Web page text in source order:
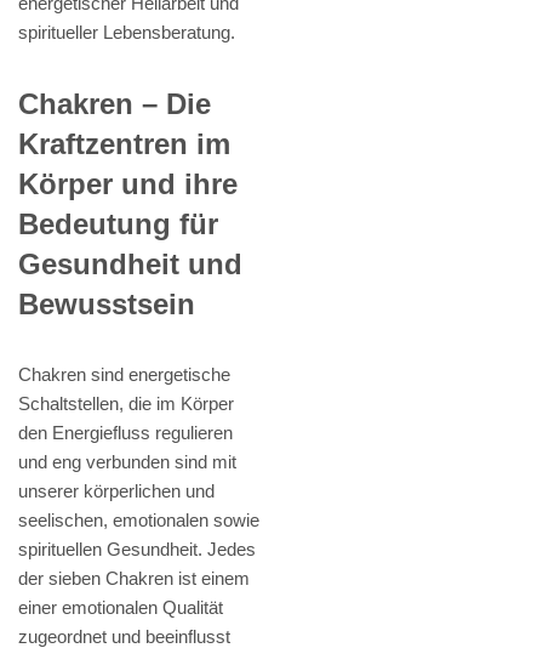
spiritueller Lebensberatung.
Chakren – Die
Kraftzentren im
Körper und ihre
Bedeutung für
Gesundheit und
Bewusstsein
Chakren sind energetische
Schaltstellen, die im Körper
den Energiefluss regulieren
und eng verbunden sind mit
unserer körperlichen und
seelischen, emotionalen sowie
spirituellen Gesundheit. Jedes
der sieben Chakren ist einem
einer emotionalen Qualität
zugeordnet und beeinflusst